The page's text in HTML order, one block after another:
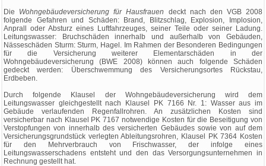
Die Wohngebäudeversicherung für Hausfrauen deckt nach den VGB 2008
folgende Gefahren und Schäden: Brand, Blitzschlag, Explosion, Implosion,
Anprall oder Absturz eines Luftfahrzeuges, seiner Teile oder seiner Ladung.
Leitungswasser: Bruchschäden innerhalb und außerhalb von Gebäuden,
Nässeschäden Sturm: Sturm, Hagel. Im Rahmen der Besonderen Bedingungen
für die Versicherung weiterer Elementarschäden in der
Wohngebäudeversicherung (BWE 2008) können auch folgende Schäden
gedeckt werden: Überschwemmung des Versicherungsortes Rückstau,
Erdbeben.
Durch folgende Klausel der Wohngebäudeversicherung wird dem
Leitungswasser gleichgestellt nach Klausel PK 7166 Nr. 1: Wasser aus im
Gebäude verlaufenden Regenfallrohren. An zusätzlichen Kosten sind
versicherbar nach Klausel PK 7167 notwendige Kosten für die Beseitigung von
Verstopfungen von innerhalb des versicherten Gebäudes sowie von auf dem
Versicherungsgrundstück verlegten Ableitungsrohren, Klausel PK 7364 Kosten
für den Mehrverbrauch von Frischwasser, der infolge eines
Leitungswasserschadens entsteht und den das Versorgungsunternehmen in
Rechnung gestellt hat.